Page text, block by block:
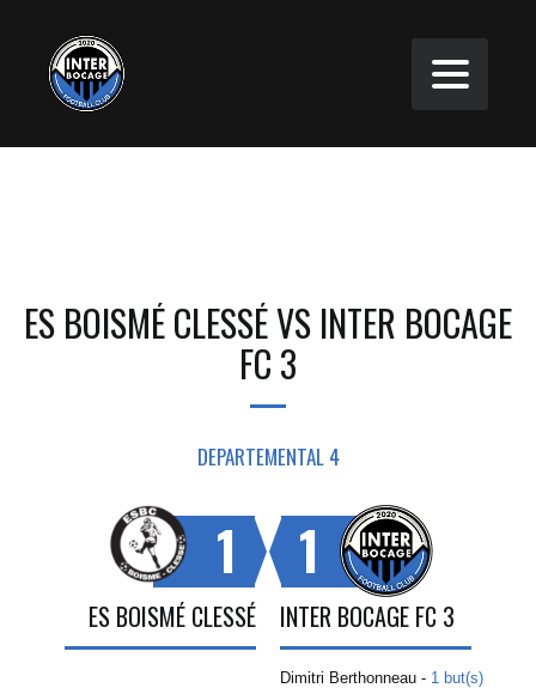
ES BOISMÉ CLESSÉ VS INTER BOCAGE
FC 3
DEPARTEMENTAL 4
1
ES BOISMÉ CLESSÉ
1
INTER BOCAGE FC 3
Dimitri Berthonneau - 1 but(s)